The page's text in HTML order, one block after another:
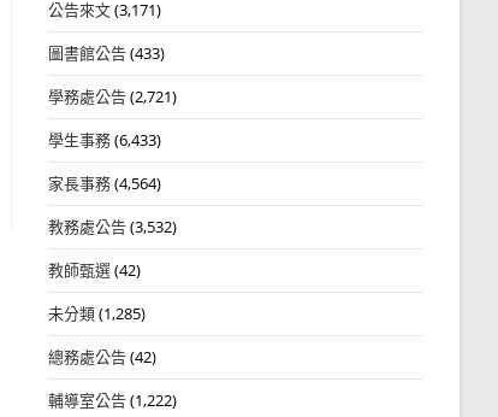
公告來文(3,171)
圖書館公告(433)
學務處公告(2,721)
學生事務(6,433)
家長事務(4,564)
教務處公告(3,532)
教師甄選(42)
未分類(1,285)
總務處公告(42)
輔導室公告(1,222)